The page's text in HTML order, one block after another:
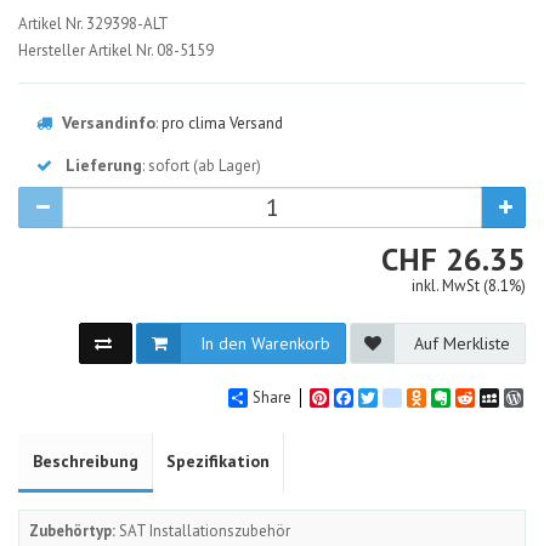
329398-
ALT
Artikel Nr. 329398-ALT
Hersteller Artikel Nr. 08-5159
Versandinfo:pro clima Versand
Lieferung: sofort (ab Lager)
CHF CHF
26.35
inkl. MwSt (8.1%)
In den Warenkorb Auf Merkliste
Share PinterestFacebook
Twittergoogle_bookmarks
Odnoklassniki
Evernote
Reddit
Beschreibung Spezifikation
Zubehörtyp: SAT Installationszubehör